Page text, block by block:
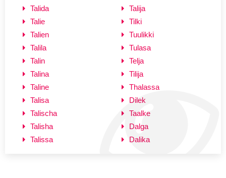
Talida
Talie
Talien
Talila
Talin
Talina
Taline
Talisa
Talischa
Talisha
Talissa
Talija
Tilki
Tuulikki
Tulasa
Telja
Tilija
Thalassa
Dilek
Taalke
Dalga
Dalika